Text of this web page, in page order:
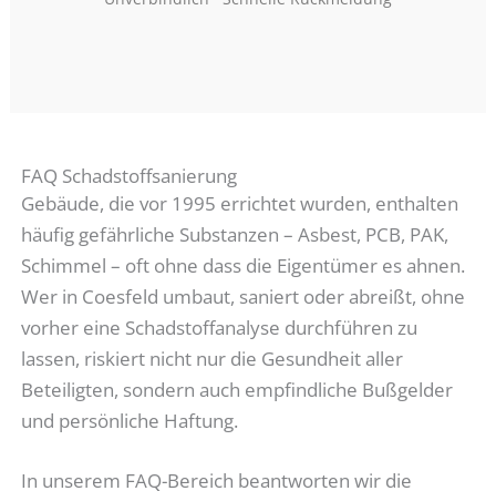
FAQ Schadstoffsanierung
Gebäude, die vor 1995 errichtet wurden, enthalten
häufig gefährliche Substanzen – Asbest, PCB, PAK,
Schimmel – oft ohne dass die Eigentümer es ahnen.
Wer in Coesfeld umbaut, saniert oder abreißt, ohne
vorher eine Schadstoffanalyse durchführen zu
lassen, riskiert nicht nur die Gesundheit aller
Beteiligten, sondern auch empfindliche Bußgelder
und persönliche Haftung.
In unserem FAQ-Bereich beantworten wir die